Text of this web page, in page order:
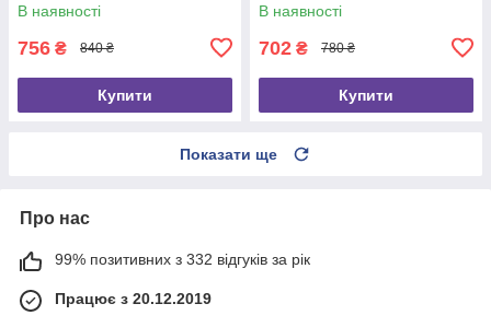
В наявності
756 ₴ 840 ₴
Купити
В наявності
702 ₴ 780 ₴
Купити
Показати ще
Про нас
99% позитивних з 332 відгуків за рік
Працює з 20.12.2019